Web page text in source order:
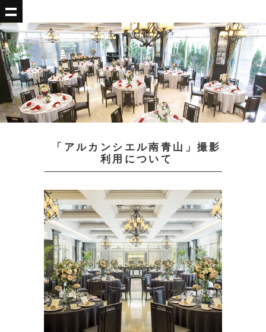
「アルカンシエル南青山」撮影
利用について